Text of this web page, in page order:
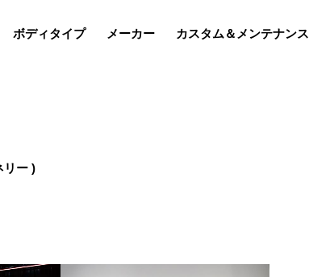
ボディタイプ メーカー カスタム＆メンテナンス
リー )